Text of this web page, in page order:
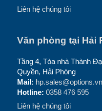
Liên hệ chúng tôi
Văn phòng tại Hải
Tầng 4, Tòa nhà Thành
Quyền, Hải Phòng
Mail: hp.sales@options.vn
Hotline: 0358 476 595
Liên hệ chúng tôi